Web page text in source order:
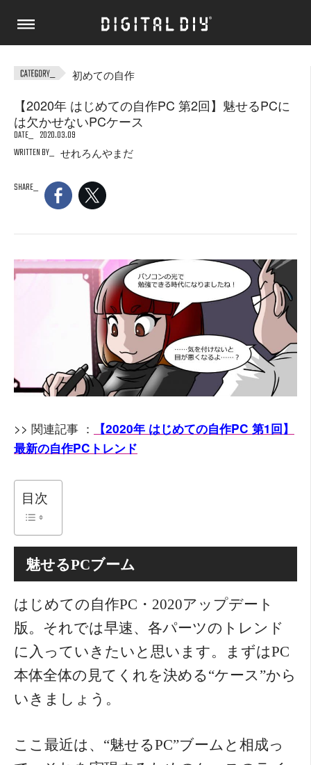
初めての自作
【2020年 はじめての自作PC 第2回】魅せるPCに
は欠かせないPCケース
DATE
2020.03.09
WRITTEN BY
せれろんやまだ
SHARE
>> 関連記事 ：
【2020年 はじめての自作PC 第1回】
最新の自作PCトレンド
目次
魅せるPCブーム
はじめての自作PC・2020アップデート
版。それでは早速、各パーツのトレンド
に入っていきたいと思います。まずはPC
本体全体の見てくれを決める“ケース”から
いきましょう。
ここ最近は、“魅せるPC”ブームと相成っ